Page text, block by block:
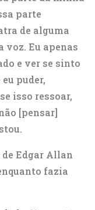
parte
de alguma
voz. Eu apenas
e ver se sinto
puder,
isso ressoar,
[pensar]
Edgar Allan
fazia